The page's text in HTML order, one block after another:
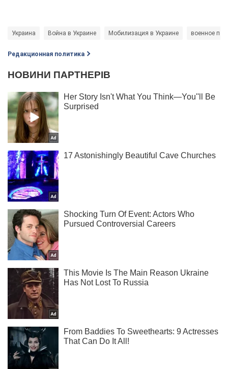
Украина Война в Украине Мобилизация в Украине военное
Редакционная политика